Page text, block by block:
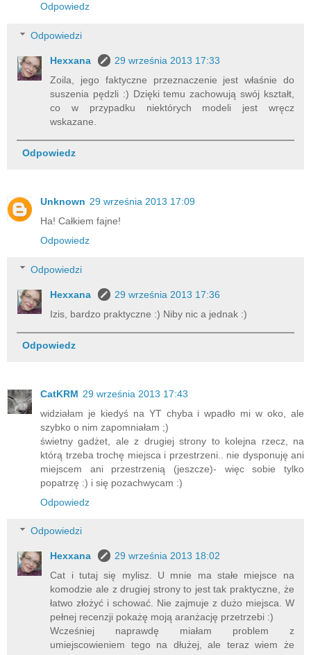
Odpowiedz
Odpowiedzi
Hexxana
29 września 2013 17:33
Zoila, jego faktyczne przeznaczenie jest właśnie do
suszenia pędzli :) Dzięki temu zachowują swój kształt,
co w przypadku niektórych modeli jest wręcz
wskazane.
Odpowiedz
Unknown 29 września 2013 17:09
Ha! Całkiem fajne!
Odpowiedz
Odpowiedzi
Hexxana
29 września 2013 17:36
Izis, bardzo praktyczne :) Niby nic a jednak :)
Odpowiedz
CatKRM 29 września 2013 17:43
widziałam je kiedyś na YT chyba i wpadło mi w oko, ale
szybko o nim zapomniałam ;)
świetny gadżet, ale z drugiej strony to kolejna rzecz, na
którą trzeba trochę miejsca i przestrzeni.. nie dysponuję ani
miejscem ani przestrzenią (jeszcze)- więc sobie tylko
popatrzę :) i się pozachwycam :)
Odpowiedz
Odpowiedzi
Hexxana
29 września 2013 18:02
Cat i tutaj się mylisz. U mnie ma stałe miejsce na
komodzie ale z drugiej strony to jest tak praktyczne, że
łatwo złożyć i schować. Nie zajmuje z dużo miejsca. W
pełnej recenzji pokażę moją aranżację przetrzebi :)
Wcześniej naprawdę miałam problem z
umiejscowieniem tego na dłużej, ale teraz wiem że